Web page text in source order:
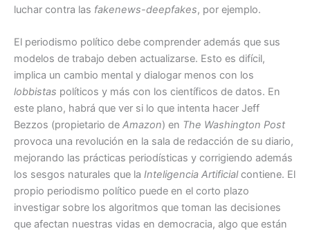
luchar contra las fakenews-deepfakes, por ejemplo.
El periodismo político debe comprender además que sus
modelos de trabajo deben actualizarse. Esto es difícil,
implica un cambio mental y dialogar menos con los
lobbistas políticos y más con los científicos de datos. En
este plano, habrá que ver si lo que intenta hacer Jeff
Bezzos (propietario de Amazon) en The Washington Post
provoca una revolución en la sala de redacción de su diario,
mejorando las prácticas periodísticas y corrigiendo además
los sesgos naturales que la Inteligencia Artificialcontiene. El
propio periodismo político puede en el corto plazo
investigar sobre los algoritmos que toman las decisiones
que afectan nuestras vidas en democracia, algo que están